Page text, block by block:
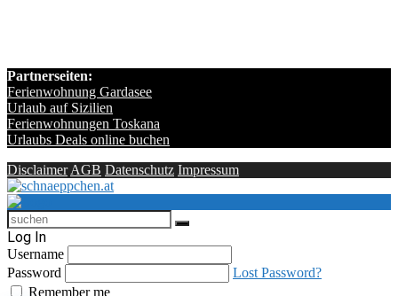
Partnerseiten:
Ferienwohnung Gardasee
Urlaub auf Sizilien
Ferienwohnungen Toskana
Urlaubs Deals online buchen
Disclaimer AGB Datenschutz Impressum
Log In
Username
Password
Lost Password?
Remember me